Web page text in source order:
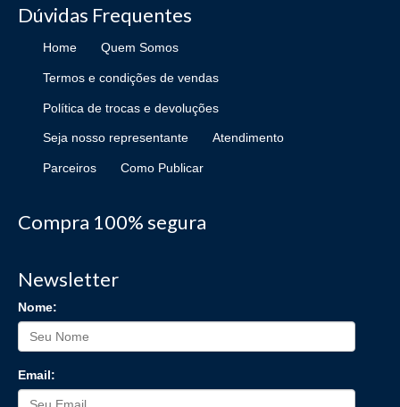
Dúvidas Frequentes
Home Quem Somos
Termos e condições de vendas
Política de trocas e devoluções
Seja nosso representante Atendimento
Parceiros Como Publicar
Compra 100% segura
Newsletter
Nome:
Email: